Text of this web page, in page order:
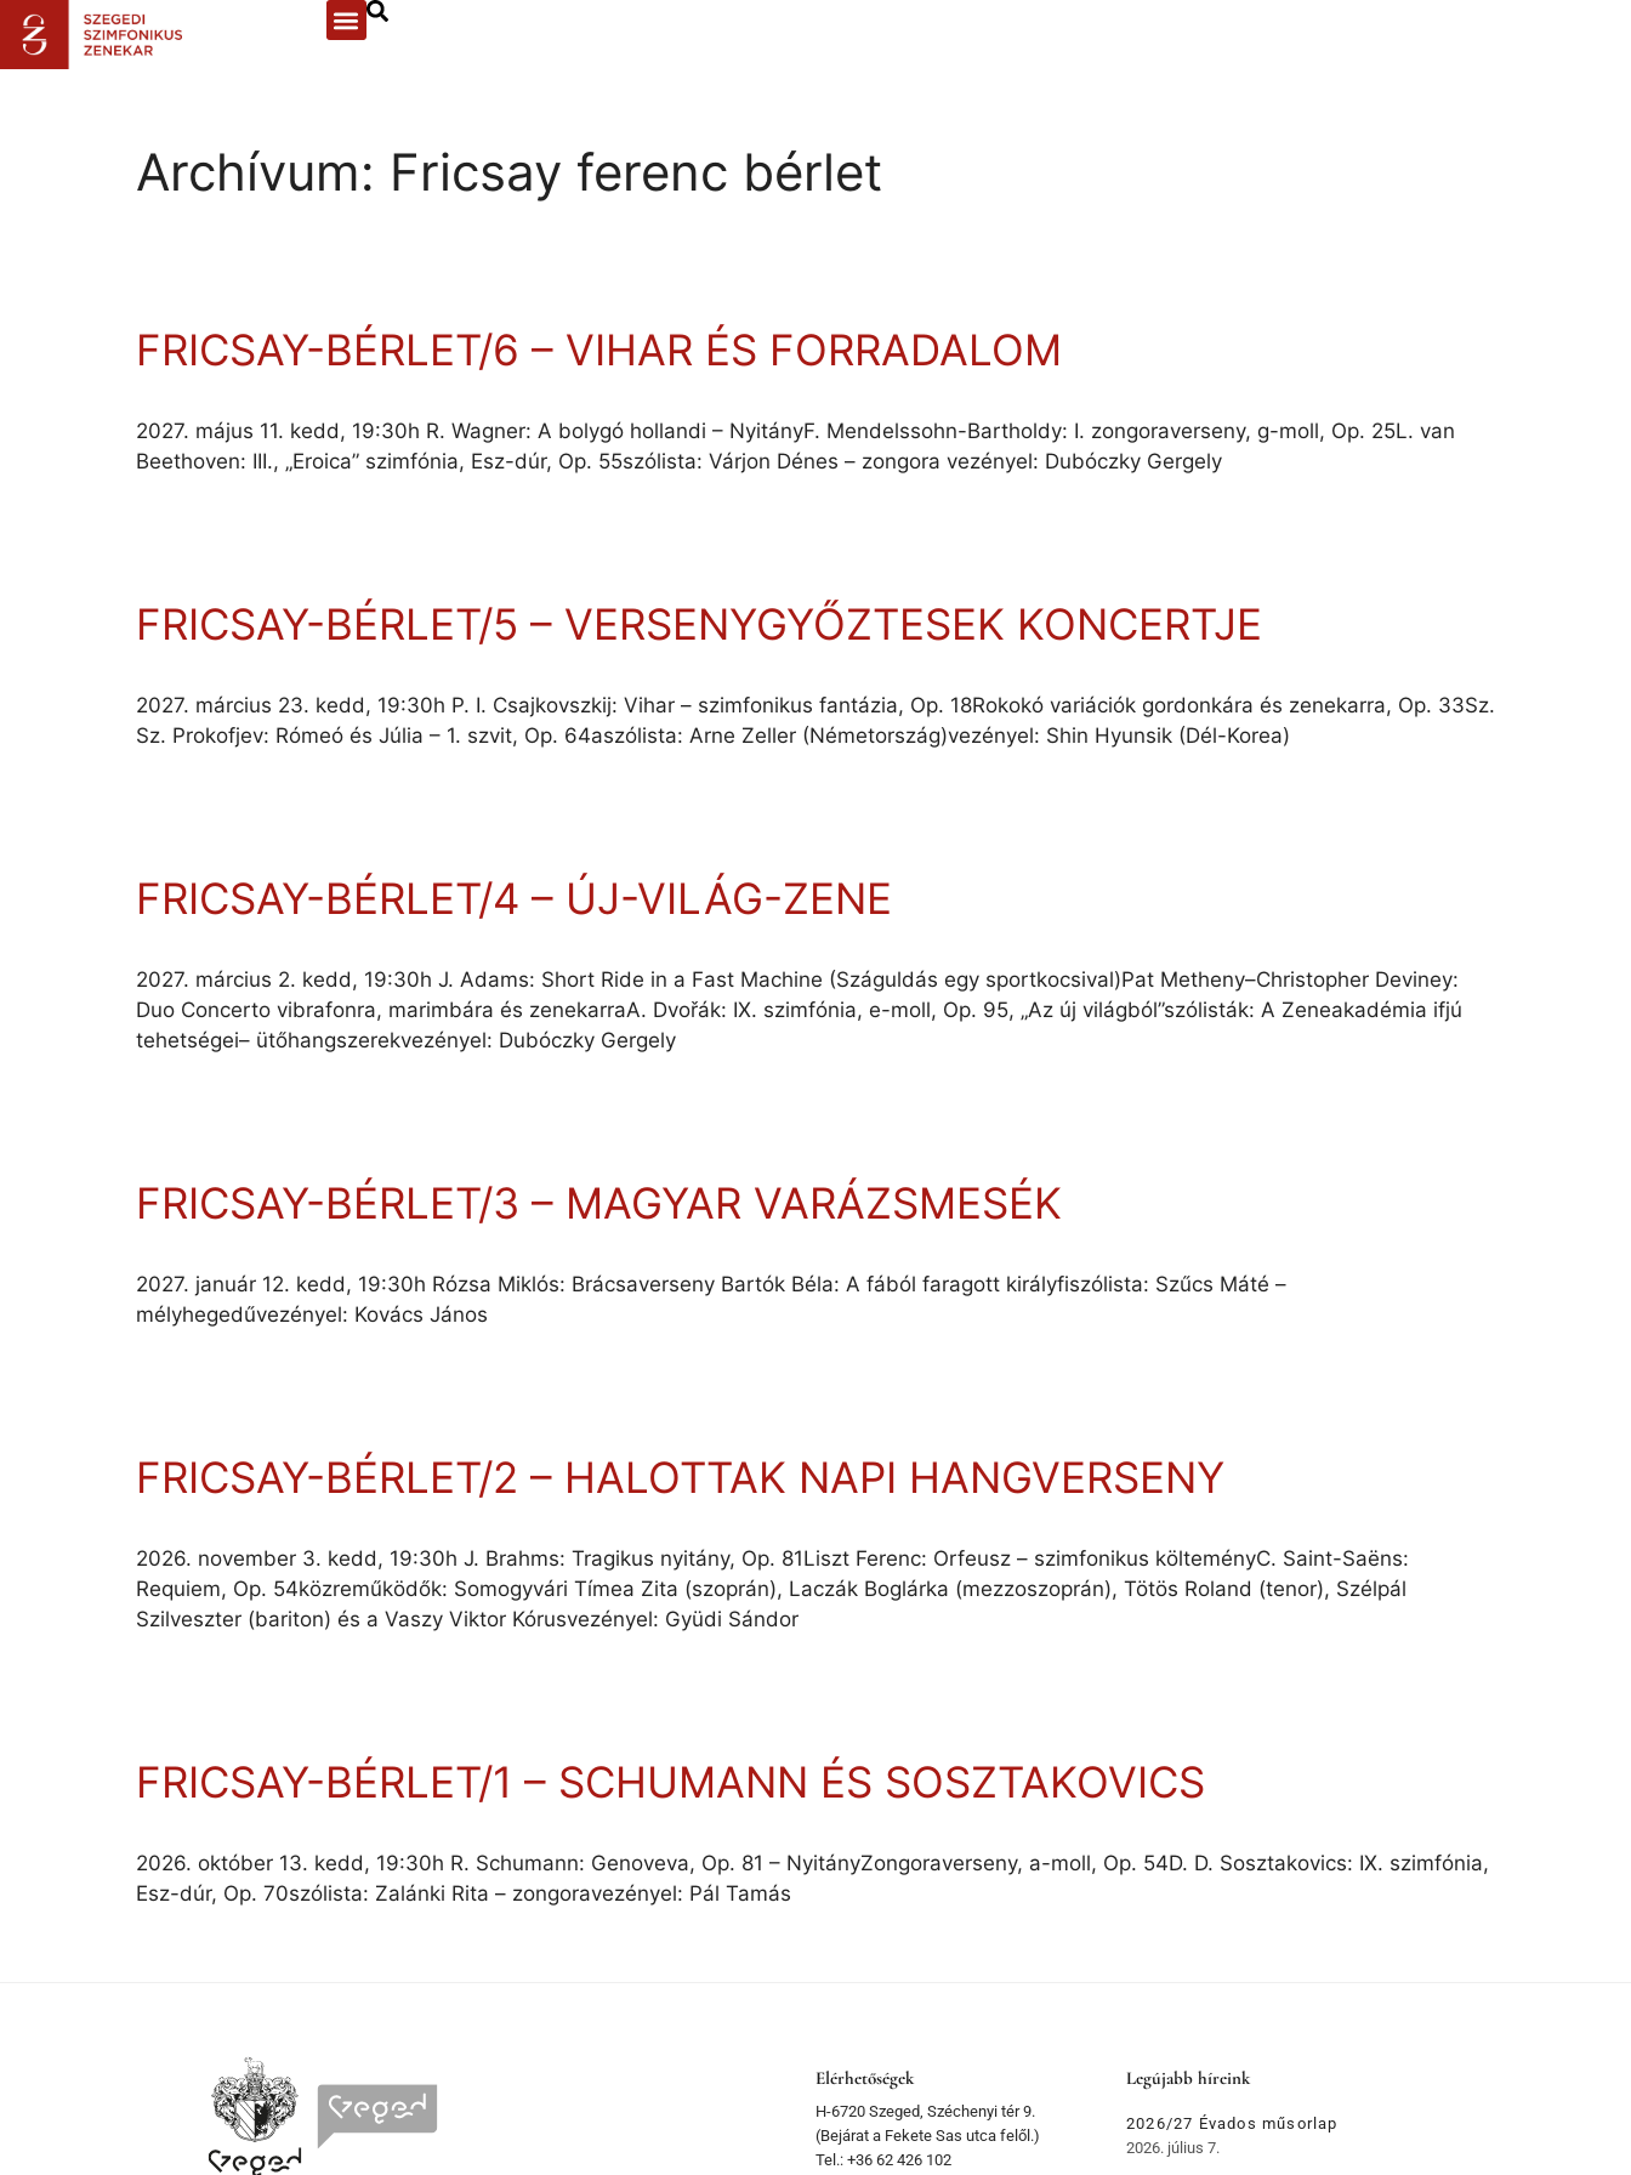
Archívum: Fricsay ferenc bérlet
FRICSAY-BÉRLET/6 – VIHAR ÉS FORRADALOM
2027. május 11. kedd, 19:30h R. Wagner: A bolygó hollandi – NyitányF. Mendelssohn-Bartholdy: I. zongoraverseny, g-moll, Op. 25L. van
Beethoven: III., „Eroica” szimfónia, Esz-dúr, Op. 55szólista: Várjon Dénes – zongora vezényel: Dubóczky Gergely
FRICSAY-BÉRLET/5 – VERSENYGYŐZTESEK KONCERTJE
2027. március 23. kedd, 19:30h P. I. Csajkovszkij: Vihar – szimfonikus fantázia, Op. 18Rokokó variációk gordonkára és zenekarra, Op. 33Sz.
Sz. Prokofjev: Rómeó és Júlia – 1. szvit, Op. 64aszólista: Arne Zeller (Németország)vezényel: Shin Hyunsik (Dél-Korea)
FRICSAY-BÉRLET/4 – ÚJ-VILÁG-ZENE
2027. március 2. kedd, 19:30h J. Adams: Short Ride in a Fast Machine (Száguldás egy sportkocsival)Pat Metheny–Christopher Deviney:
Duo Concerto vibrafonra, marimbára és zenekarraA. Dvořák: IX. szimfónia, e-moll, Op. 95, „Az új világból”szólisták: A Zeneakadémia ifjú
tehetségei– ütőhangszerekvezényel: Dubóczky Gergely
FRICSAY-BÉRLET/3 – MAGYAR VARÁZSMESÉK
2027. január 12. kedd, 19:30h Rózsa Miklós: Brácsaverseny Bartók Béla: A fából faragott királyfiszólista: Szűcs Máté –
mélyhegedűvezényel: Kovács János
FRICSAY-BÉRLET/2 – HALOTTAK NAPI HANGVERSENY
2026. november 3. kedd, 19:30h J. Brahms: Tragikus nyitány, Op. 81Liszt Ferenc: Orfeusz – szimfonikus költeményC. Saint-Saëns:
Requiem, Op. 54közreműködők: Somogyvári Tímea Zita (szoprán), Laczák Boglárka (mezzoszoprán), Tötös Roland (tenor), Szélpál
Szilveszter (bariton) és a Vaszy Viktor Kórusvezényel: Gyüdi Sándor
FRICSAY-BÉRLET/1 – SCHUMANN ÉS SOSZTAKOVICS
2026. október 13. kedd, 19:30h R. Schumann: Genoveva, Op. 81 – NyitányZongoraverseny, a-moll, Op. 54D. D. Sosztakovics: IX. szimfónia,
Esz-dúr, Op. 70szólista: Zalánki Rita – zongoravezényel: Pál Tamás
Elérhetőségek
H-6720 Szeged, Széchenyi tér 9.
(Bejárat a Fekete Sas utca felől.)
Tel.: +36 62 426 102
Legújabb híreink
2026/27 Évados műsorlap
2026. július 7.